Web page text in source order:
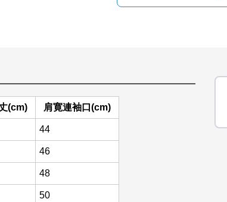
(cm) 肩寛連袖口(cm)
44
46
48
50